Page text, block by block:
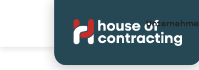
Ihr Unternehmen